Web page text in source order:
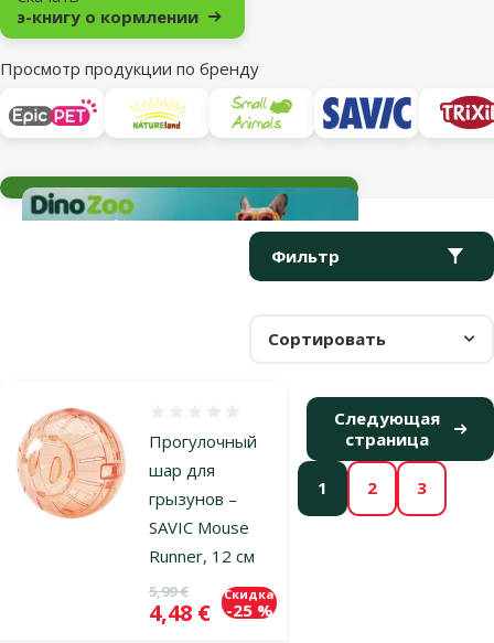
э-книгу о кормлении
Просмотр продукции по бренду
Параметрический фильтр
Фильтр
Выбранные фильтры
Сортировать
Продукты в категории Игрушки
Прогулочный
шар для
грызунов –
SAVIC Mouse
Runner, 12 см
Исходная цена
5,99 €
Цена
4,48 €
Скидка
-25 %
1 2 3
Следующая
страница